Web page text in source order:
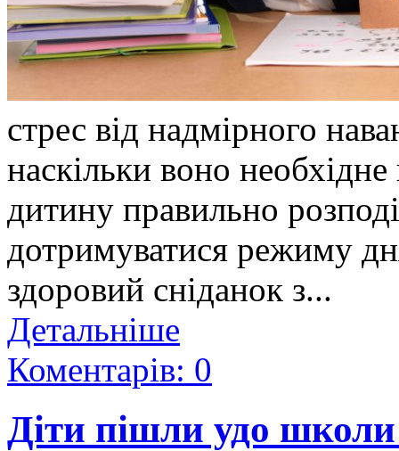
стрес від надмірного
наскільки воно
дитину правильно
дотримуватися режиму
здоровий сніданок з...
Детальніше
Коментарів: 0
Діти пішли удо